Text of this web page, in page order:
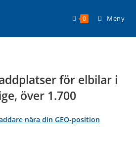
0 Meny
för elbilar i
över 1.700
nära din GEO-position